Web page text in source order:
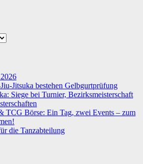
Jitsuka bestehen Gelbgurtprüfung
Siege bei Turnier, Bezirksmeisterschaft
TCG Börse: Ein Tag, zwei Events – zum
die Tanzabteilung